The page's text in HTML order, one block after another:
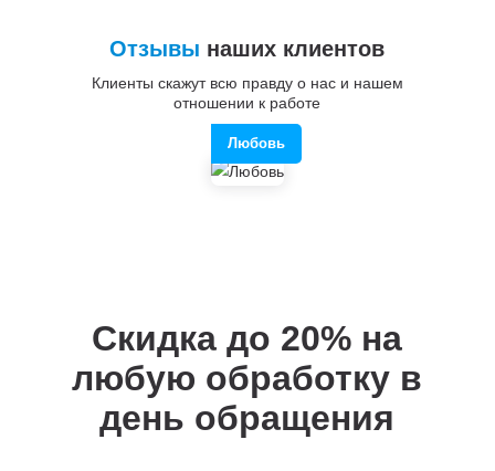
Отзывы наших клиентов
Клиенты скажут всю правду о нас и нашем
отношении к работе
Любовь
Скидка до 20% на
любую обработку в
день обращения